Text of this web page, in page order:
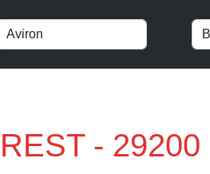
- 29200